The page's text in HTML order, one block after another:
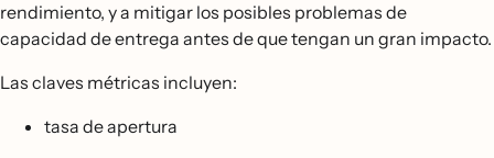
rendimiento, y a mitigar los posibles problemas de
capacidad de entrega antes de que tengan un gran impacto.
Las claves métricas incluyen:
tasa de apertura